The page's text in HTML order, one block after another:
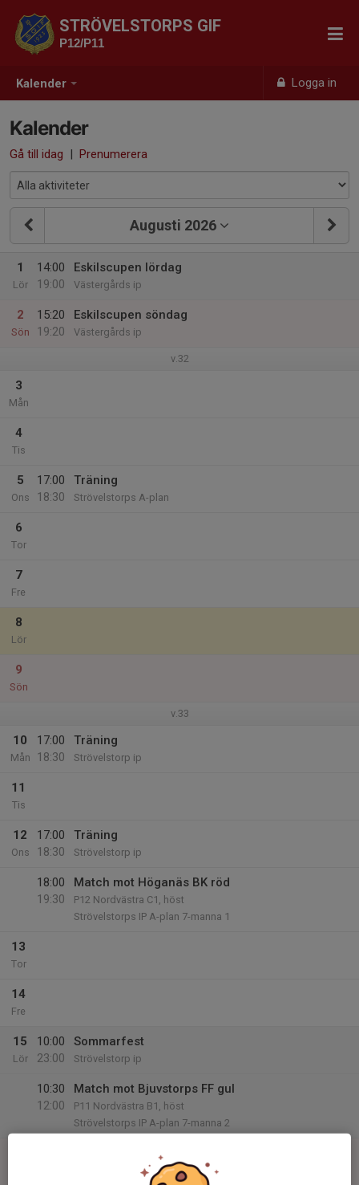
Kalender Logga in
STRÖVELSTORPS GIF
P12/P11
Kalender
Gå till idag | Prenumerera
Augusti 2026
1
Lör
14:00
19:00
Eskilscupen lördag
Västergårds ip
2
Sön
15:20
19:20
Eskilscupen söndag
Västergårds ip
v.32
3
Mån
4
Tis
5
Ons
17:00
18:30
Träning
Strövelstorps A-plan
6
Tor
7
Fre
8
Lör
9
Sön
v.33
10
Mån
17:00
18:30
Träning
Strövelstorp ip
11
Tis
12
Ons
17:00
18:30
Träning
Strövelstorp ip
18:00
19:30
Match mot Höganäs BK röd
P12 Nordvästra C1, höst
Strövelstorps IP A-plan 7-manna 1
13
Tor
14
Fre
15
Lör
10:00
23:00
Sommarfest
Strövelstorp ip
10:30
12:00
Match mot Bjuvstorps FF gul
P11 Nordvästra B1, höst
Strövelstorps IP A-plan 7-manna 2